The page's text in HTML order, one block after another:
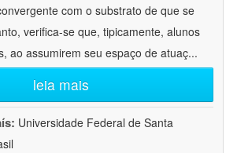
com o substrato de que se
verifica-se que, tipicamente, alunos
ao assumirem seu espaço de atuaç...
leia mais
Universidade Federal de Santa